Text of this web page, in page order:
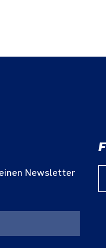
Newsletter